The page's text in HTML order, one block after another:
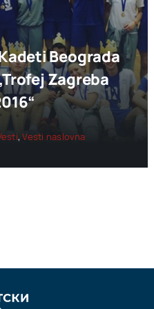
Beograda
Zagreba
,Vesti naslovna